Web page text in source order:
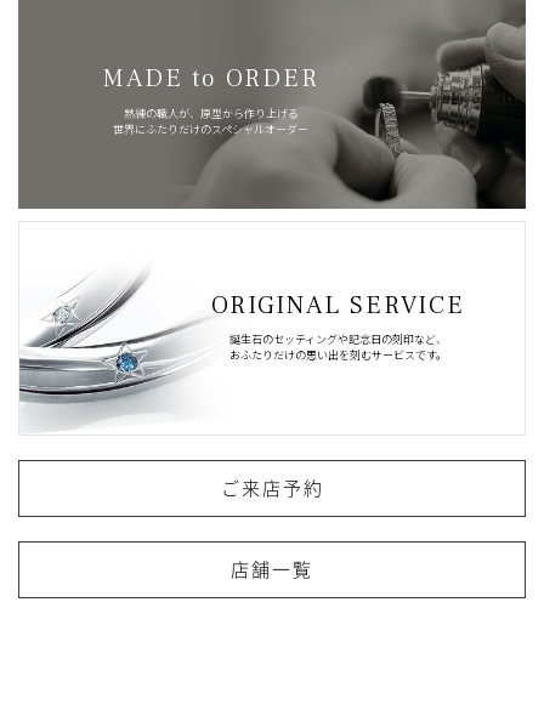
MADE to ORDER
熟練の職人が、原型から作り上げる
世界にふたりだけのスペシャルオーダー
ORIGINAL SERVICE
誕生石のセッティングや記念日の刻印など、
おふたりだけの思い出を刻むサービスです。
ご来店予約
店舗一覧